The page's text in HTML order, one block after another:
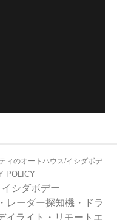
ィのオートハウス/イシダボデ
POLICY
イシダボデー
レーダー探知機・ドラ
イライト・リモートエ